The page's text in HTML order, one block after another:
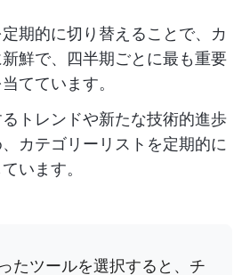
期的に切り替えることで、カ
鮮で、四半期ごとに最も重要
てています。
トレンドや新たな技術的進歩
カテゴリーリストを定期的に
います。
たツールを選択すると、チ